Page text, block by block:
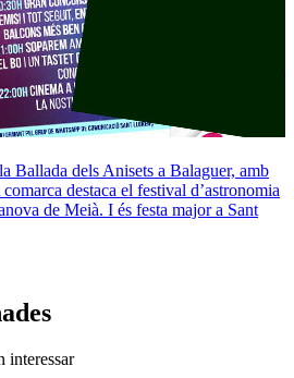
Ballada dels Anisets a Balaguer, amb
destaca el festival d’astronomia
de Meià. I és festa major a Sant
interessar